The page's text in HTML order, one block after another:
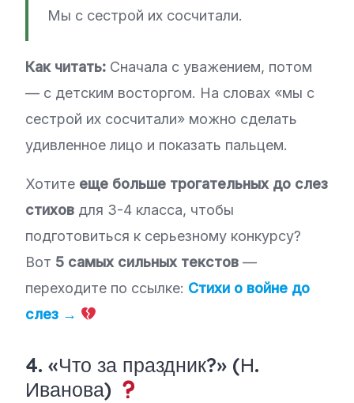
Мы с сестрой их сосчитали.
Как читать: Сначала с уважением, потом
— с детским восторгом. На словах «мы с
сестрой их сосчитали» можно сделать
удивленное лицо и показать пальцем.
Хотите еще больше трогательных до слез
стихов для 3-4 класса, чтобы
подготовиться к серьезному конкурсу?
Вот 5 самых сильных текстов —
переходите по ссылке: Стихи о войне до
слез →
4. «Что за праздник?» (Н.
Иванова)